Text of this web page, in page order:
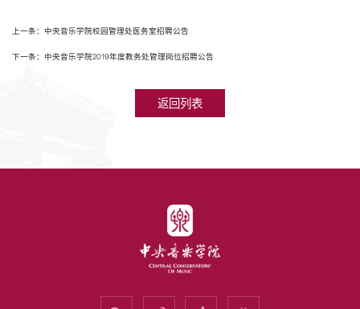
上一条：中央音乐学院校园管理处医务室招聘公告
下一条：中央音乐学院2019年度教务处管理岗位招聘公告
返回列表